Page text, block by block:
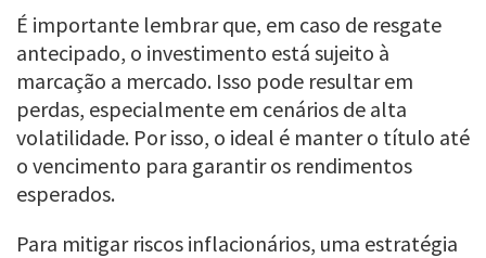
É importante lembrar que, em caso de resgate
antecipado, o investimento está sujeito à
marcação a mercado. Isso pode resultar em
perdas, especialmente em cenários de alta
volatilidade. Por isso, o ideal é manter o título até
o vencimento para garantir os rendimentos
esperados.
Para mitigar riscos inflacionários, uma estratégia